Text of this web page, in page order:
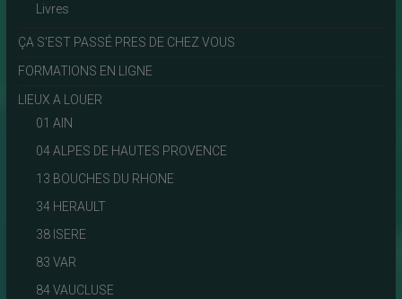
Livres
ÇA S'EST PASSÉ PRES DE CHEZ VOUS
FORMATIONS EN LIGNE
LIEUX A LOUER
01 AIN
04 ALPES DE HAUTES PROVENCE
13 BOUCHES DU RHONE
34 HERAULT
38 ISERE
83 VAR
84 VAUCLUSE